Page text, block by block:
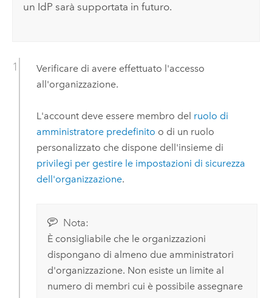
un IdP sarà supportata in futuro.
Verificare di avere effettuato l'accesso
all'organizzazione.
L'account deve essere membro del ruolo di
amministratore predefinito o di un ruolo
personalizzato che dispone dell'insieme di
privilegi per gestire le impostazioni di sicurezza
dell'organizzazione.
Nota:
È consigliabile che le organizzazioni
dispongano di almeno due amministratori
d'organizzazione. Non esiste un limite al
numero di membri cui è possibile assegnare